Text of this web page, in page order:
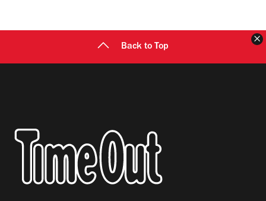
Back to Top